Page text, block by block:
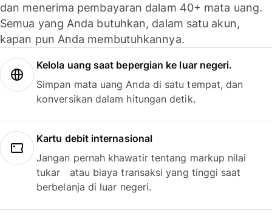
dan menerima pembayaran dalam 40+ mata uang.
Semua yang Anda butuhkan, dalam satu akun,
kapan pun Anda membutuhkannya.
Kelola uang saat bepergian ke luar negeri.
Simpan mata uang Anda di satu tempat, dan
konversikan dalam hitungan detik.
Kartu debit internasional
Jangan pernah khawatir tentang markup nilai
tukar atau biaya transaksi yang tinggi saat
berbelanja di luar negeri.